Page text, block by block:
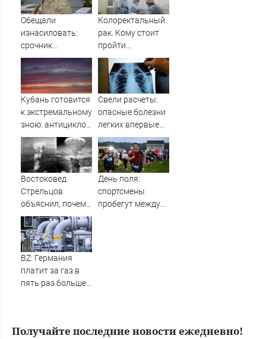
Обещали
изнасиловать:
срочник
рассказал,
почему застрелил
8 человек в
Забайкалье
Колоректальный
рак. Кому стоит
пройти
обследование и
как современные
технологии
помогают
победить недуг?
Кубань готовится
к экстремальному
зною: антициклон
принесет опасную
жару до 39
градусов
Свели расчеты:
опасные болезни
легких впервые
научились
различать без
биопсии
Востоковед
Стрельцов
объяснил, почему
мэр Хиросимы не
вспомнил про
США, но осудил
Россию
День поля:
спортсмены
пробегут между
BZ: Германия
платит за газ в
пять раз больше,
Получайте последние новости ежедневно!